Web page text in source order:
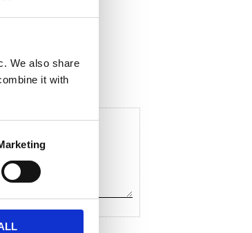
We also share
it with